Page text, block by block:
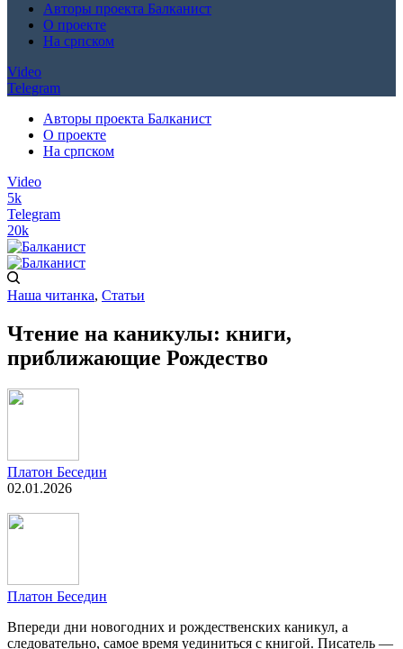
Авторы проекта Балканист
О проекте
На српском
Video
Telegram
Авторы проекта Балканист
О проекте
На српском
Video
5k
Telegram
20k
Наша читанка, Статьи
Чтение на каникулы: книги,
приближающие Рождество
Платон Беседин
02.01.2026
Платон Беседин
Впереди дни новогодних и рождественских каникул, а
следовательно, самое время уединиться с книгой. Писатель —